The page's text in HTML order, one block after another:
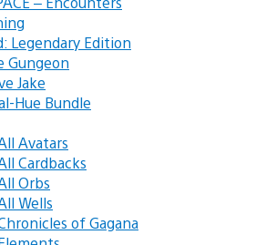
Legendary Edition
Gungeon
Jake
Hue Bundle
Avatars
Cardbacks
Orbs
Wells
of Gagana